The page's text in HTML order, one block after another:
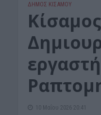
ΔΉΜΟΣ ΚΙΣΆΜΟΥ
10 Μαΐου 2026 20:41